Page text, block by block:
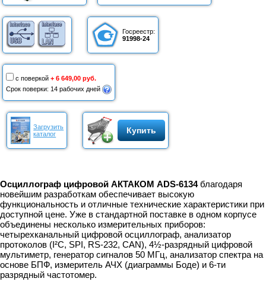
Госреестр:
91998-24
с поверкой + 6 649,00 руб.
Срок поверки: 14 рабочих дней
Загрузить
каталог
Купить
Осциллограф цифровой АКТАКОМ ADS-6134благодаря
новейшим разработкам обеспечивает высокую
функциональность и отличные технические характеристики при
доступной цене. Уже в стандартной поставке в одном корпусе
объединены несколько измерительных приборов:
четырехканальный цифровой осциллограф, анализатор
протоколов (I²C, SPI, RS-232, CAN), 4½-разрядный цифровой
мультиметр, генератор сигналов 50 МГц, анализатор спектра на
основе БПФ, измеритель АЧХ (диаграммы Боде) и 6-ти
разрядный частотомер.